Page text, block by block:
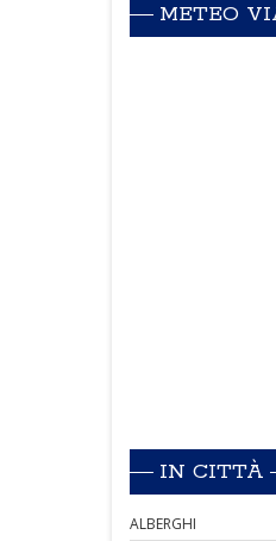
METEO
IN CITTÀ
ALBERGHI